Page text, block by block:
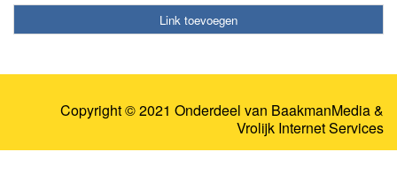
Link toevoegen
Copyright © 2021 Onderdeel van BaakmanMedia&
Vrolijk Internet Services